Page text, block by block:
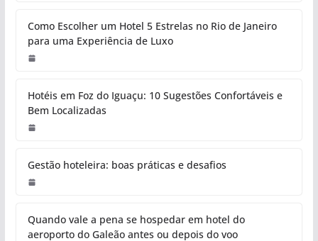
Como Escolher um Hotel 5 Estrelas no Rio de Janeiro
para uma Experiência de Luxo
Hotéis em Foz do Iguaçu: 10 Sugestões Confortáveis e
Bem Localizadas
Gestão hoteleira: boas práticas e desafios
Quando vale a pena se hospedar em hotel do
aeroporto do Galeão antes ou depois do voo